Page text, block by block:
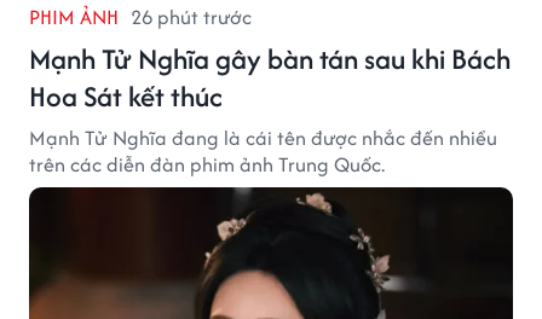
PHIM ẢNH 26 phút trước
Mạnh Tử Nghĩa gây bàn tán sau khi Bách
Hoa Sát kết thúc
Mạnh Tử Nghĩa đang là cái tên được nhắc đến nhiều
trên các diễn đàn phim ảnh Trung Quốc.